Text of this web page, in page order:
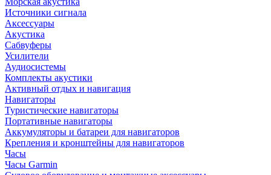
Источники сигнала
Аксессуары
Акустика
Сабвуферы
Усилители
Аудиосистемы
Комплекты акустики
Активный отдых и навигация
Навигаторы
Туристические навигаторы
Портативные навигаторы
Аккумуляторы и батареи для навигаторов
Крепления и кронштейны для навигаторов
Часы
Часы Garmin